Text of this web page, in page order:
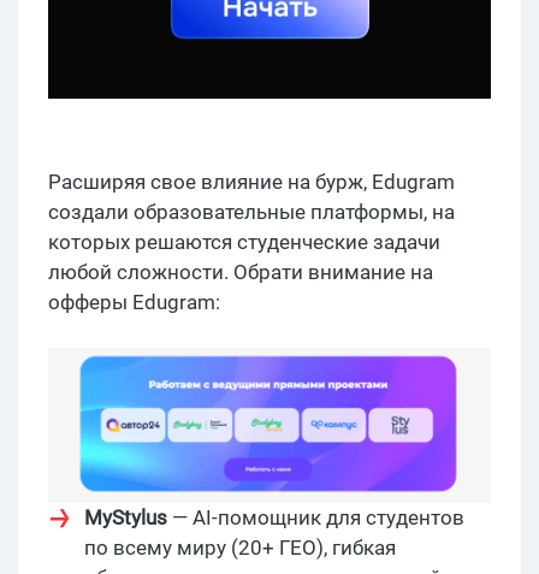
Расширяя свое влияние на бурж, Edugram
создали образовательные платформы, на
которых решаются студенческие задачи
любой сложности. Обрати внимание на
офферы Edugram:
MyStylus — AI-помощник для студентов
по всему миру (20+ ГЕО), гибкая